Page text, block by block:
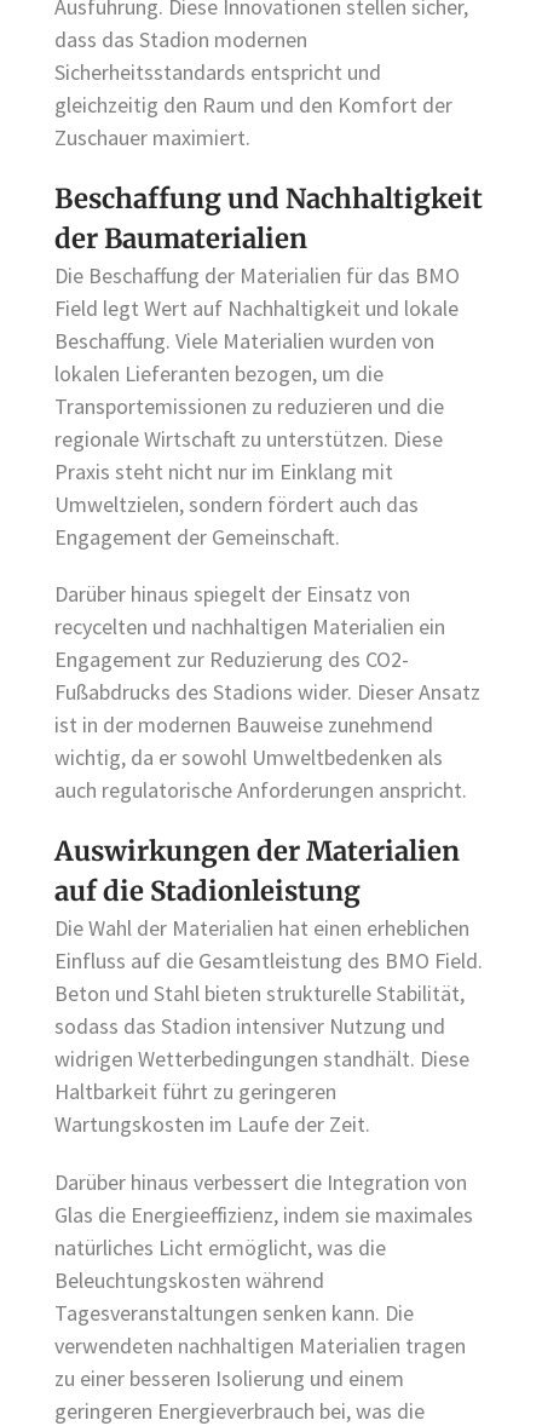
Ausführung. Diese Innovationen stellen sicher,
dass das Stadion modernen
Sicherheitsstandards entspricht und
gleichzeitig den Raum und den Komfort der
Zuschauer maximiert.
Beschaffung und Nachhaltigkeit
der Baumaterialien
Die Beschaffung der Materialien für das BMO
Field legt Wert auf Nachhaltigkeit und lokale
Beschaffung. Viele Materialien wurden von
lokalen Lieferanten bezogen, um die
Transportemissionen zu reduzieren und die
regionale Wirtschaft zu unterstützen. Diese
Praxis steht nicht nur im Einklang mit
Umweltzielen, sondern fördert auch das
Engagement der Gemeinschaft.
Darüber hinaus spiegelt der Einsatz von
recycelten und nachhaltigen Materialien ein
Engagement zur Reduzierung des CO2-
Fußabdrucks des Stadions wider. Dieser Ansatz
ist in der modernen Bauweise zunehmend
wichtig, da er sowohl Umweltbedenken als
auch regulatorische Anforderungen anspricht.
Auswirkungen der Materialien
auf die Stadionleistung
Die Wahl der Materialien hat einen erheblichen
Einfluss auf die Gesamtleistung des BMO Field.
Beton und Stahl bieten strukturelle Stabilität,
sodass das Stadion intensiver Nutzung und
widrigen Wetterbedingungen standhält. Diese
Haltbarkeit führt zu geringeren
Wartungskosten im Laufe der Zeit.
Darüber hinaus verbessert die Integration von
Glas die Energieeffizienz, indem sie maximales
natürliches Licht ermöglicht, was die
Beleuchtungskosten während
Tagesveranstaltungen senken kann. Die
verwendeten nachhaltigen Materialien tragen
zu einer besseren Isolierung und einem
geringeren Energieverbrauch bei, was die